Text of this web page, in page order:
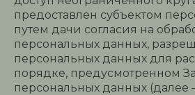
предоставлен субъектом
путем дачи согласия на
персональных данных,
персональных данных для
порядке, предусмотренном
персональных данных